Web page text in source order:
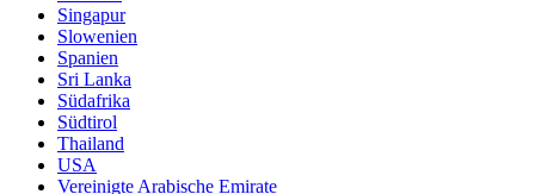
Singapur
Slowenien
Spanien
Sri Lanka
Südafrika
Südtirol
Thailand
USA
Vereinigte Arabische Emirate